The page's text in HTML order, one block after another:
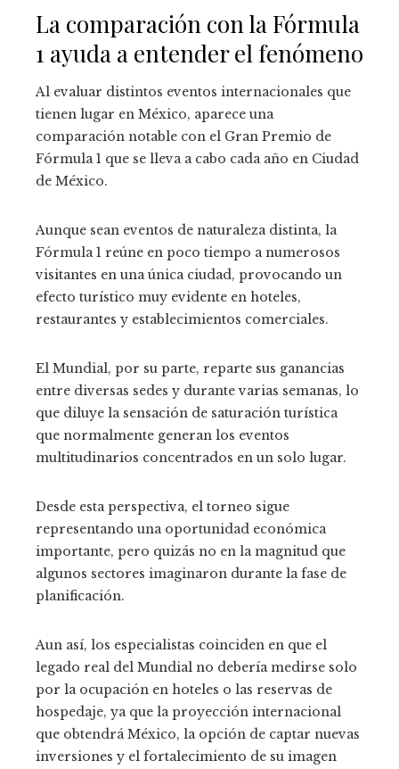
La comparación con la Fórmula
1 ayuda a entender el fenómeno
Al evaluar distintos eventos internacionales que
tienen lugar en México, aparece una
comparación notable con el Gran Premio de
Fórmula 1 que se lleva a cabo cada año en Ciudad
de México.
Aunque sean eventos de naturaleza distinta, la
Fórmula 1 reúne en poco tiempo a numerosos
visitantes en una única ciudad, provocando un
efecto turístico muy evidente en hoteles,
restaurantes y establecimientos comerciales.
El Mundial, por su parte, reparte sus ganancias
entre diversas sedes y durante varias semanas, lo
que diluye la sensación de saturación turística
que normalmente generan los eventos
multitudinarios concentrados en un solo lugar.
Desde esta perspectiva, el torneo sigue
representando una oportunidad económica
importante, pero quizás no en la magnitud que
algunos sectores imaginaron durante la fase de
planificación.
Aun así, los especialistas coinciden en que el
legado real del Mundial no debería medirse solo
por la ocupación en hoteles o las reservas de
hospedaje, ya que la proyección internacional
que obtendrá México, la opción de captar nuevas
inversiones y el fortalecimiento de su imagen